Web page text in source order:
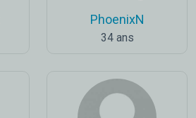
PhoenixN
34 ans